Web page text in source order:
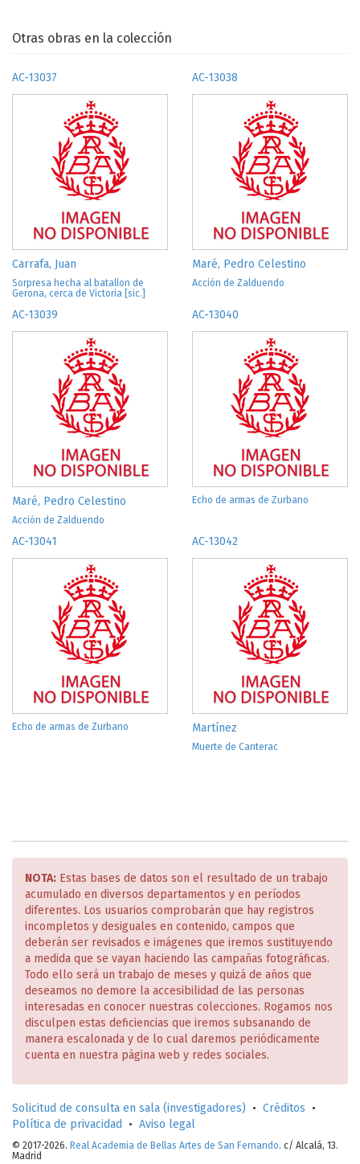
Otras obras en la colección
AC-13037
Carrafa, Juan
Sorpresa hecha al batallon de
Gerona, cerca de Victoria [sic.]
AC-13038
Maré, Pedro Celestino
Acción de Zalduendo
AC-13039
Maré, Pedro Celestino
Acción de Zalduendo
AC-13040
Echo de armas de Zurbano
AC-13041
Echo de armas de Zurbano
AC-13042
Martínez
Muerte de Canterac
NOTA: Estas bases de datos son el resultado de un trabajo
acumulado en diversos departamentos y en períodos
diferentes. Los usuarios comprobarán que hay registros
incompletos y desiguales en contenido, campos que
deberán ser revisados e imágenes que iremos sustituyendo
a medida que se vayan haciendo las campañas fotográficas.
Todo ello será un trabajo de meses y quizá de años que
deseamos no demore la accesibilidad de las personas
interesadas en conocer nuestras colecciones. Rogamos nos
disculpen estas deficiencias que iremos subsanando de
manera escalonada y de lo cual daremos periódicamente
cuenta en nuestra página web y redes sociales.
Solicitud de consulta en sala (investigadores) • Créditos •
Política de privacidad
• Aviso legal
© 2017-2026. Real Academia de Bellas Artes de San Fernando. c/ Alcalá, 13.
Madrid